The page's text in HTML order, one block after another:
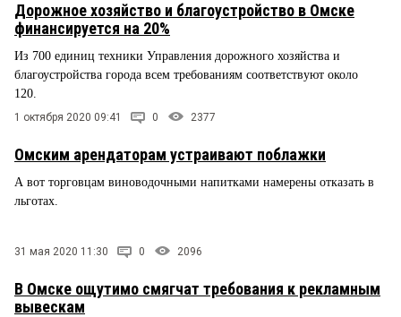
Дорожное хозяйство и благоустройство в Омске
финансируется на 20%
Из 700 единиц техники Управления дорожного хозяйства и
благоустройства города всем требованиям соответствуют около
120.
1 октября 2020 09:41 0 2377
Омским арендаторам устраивают поблажки
А вот торговцам виноводочными напитками намерены отказать в
льготах.
31 мая 2020 11:30 0 2096
В Омске ощутимо смягчат требования к рекламным
вывескам